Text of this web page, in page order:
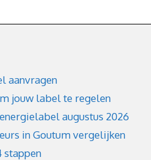
aanvragen
jouw label te regelen
augustus 2026
in Goutum vergelijken
stappen